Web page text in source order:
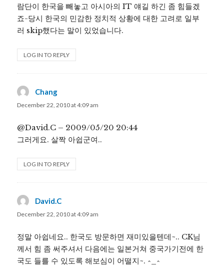
람단이 한국을 빼놓고 아시아의 IT 얘길 하긴 좀 힘들겠
죠-당시 한국의 민감한 정치적 상황에 대한 고려로 일부
러 skip했다는 말이 있었습니다.
LOG IN TO REPLY
Chang
December 22, 2010 at 4:09 am
@David.C – 2009/05/20 20:44
그러게요. 살짝 아쉽군여..
LOG IN TO REPLY
David.C
December 22, 2010 at 4:09 am
정말 아쉽네요.. 한국도 방문하면 재미있을텐데~.. CK님
께서 힘 좀 써주셔서 다음에는 일본거쳐 중국가기전에 한
국도 들를 수 있도록 해보심이 어떨지~. ^_^